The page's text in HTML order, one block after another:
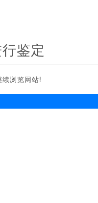
鉴定
浏览网站!